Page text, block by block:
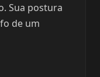
Sua postura
de um